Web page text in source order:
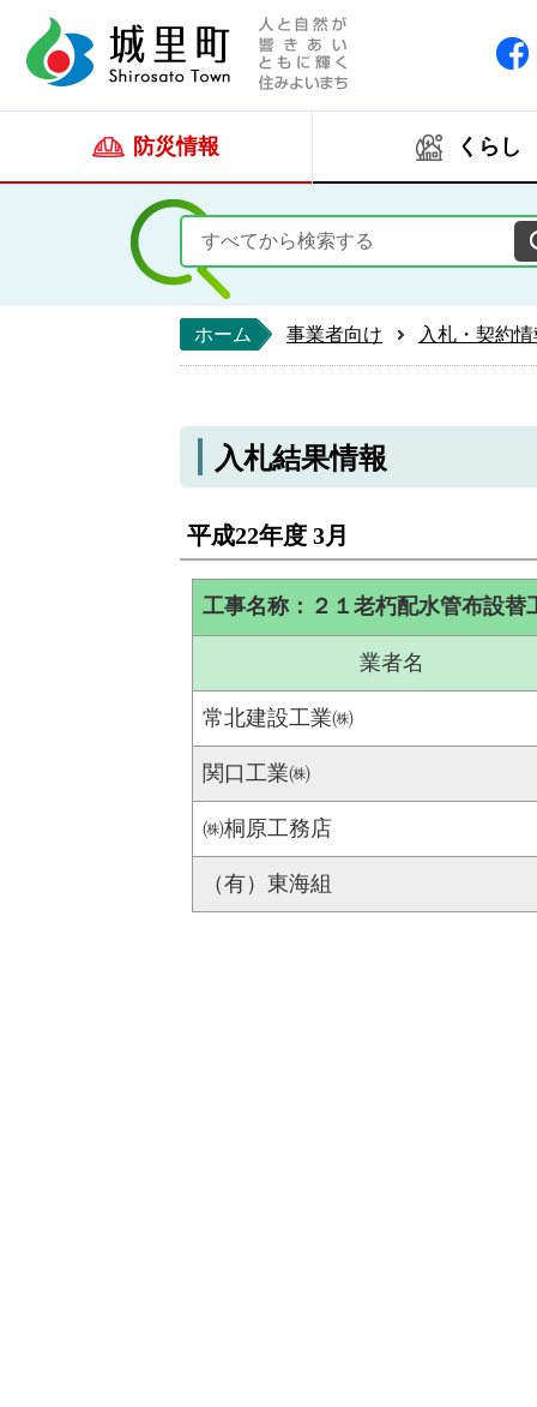
防災情報 くらし
ホーム 事業者向け 入札・契約
入札結果情報
平成22年度 3月
工事名称：２１老朽配水管布設
業者名
常北建設工業㈱
関口工業㈱
㈱桐原工務店
（有）東海組